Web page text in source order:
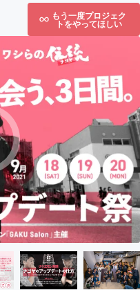
もう一度プロジェク
トをやってほしい